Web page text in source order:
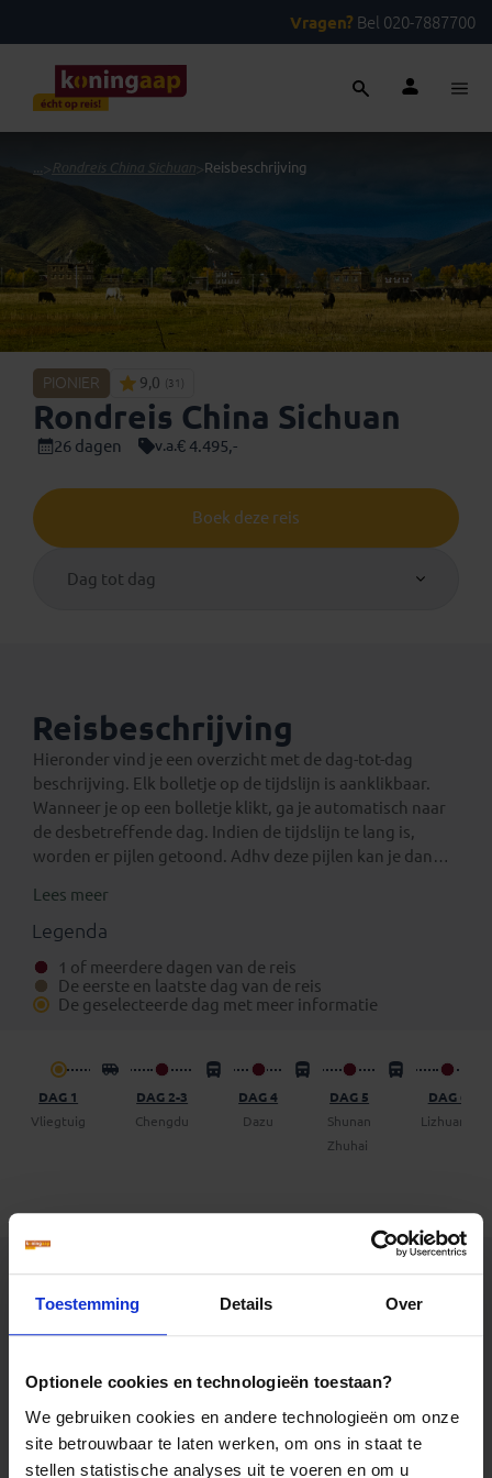
Toestemming Details Over
Optionele cookies en technologieën toestaan?
We gebruiken cookies en andere technologieën om onze
site betrouwbaar te laten werken, om ons in staat te
stellen statistische analyses uit te voeren en om u
Vragen? Bel 020-7887700
> Rondreis China Sichuan >Reisbeschrijving
PIONIER 9,0 (31)
Rondreis China Sichuan
26 dagen v.a.€ 4.495,-
Boek deze reis
Dag tot dag
Reisbeschrijving
Hieronder vind je een overzicht met de dag-tot-dag
beschrijving. Elk bolletje op de tijdslijn is aanklikbaar.
Wanneer je op een bolletje klikt, ga je automatisch naar
de desbetreffende dag. Indien de tijdslijn te lang is,
worden er pijlen getoond. Adhv deze pijlen kan je dan
Een verlenging voor na de reis
Eventuele standaard verlengingen van deze rondreis
kun je vinden onder het aparte tabblad ‘Verlengingen’.
Daarnaast is het mogelijk om bij boeking (in het
boekingsformulier) een vrijblijvend voorstel op te
vragen om een dag (of meer) op eigen gelegenheid de
Lees meer
Legenda
1 of meerdere dagen van de reis
De eerste en laatste dag van de reis
De geselecteerde dag met meer informatie
DAG 1
Vliegtuig
DAG 2-3
Chengdu
DAG 4
Dazu
DAG 5
Shunan
Zhuhai
DAG 6
Lizhuang
Dag 2-3
Dag 1: Vertrek